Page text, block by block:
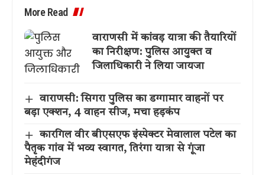
More Read
वाराणसी में कांवड़ यात्रा की तैयारियों
का निरीक्षण: पुलिस आयुक्त व
जिलाधिकारी ने लिया जायजा
वाराणसी: सिगरा पुलिस का डग्गामार वाहनों पर
बड़ा एक्शन, 4 वाहन सीज, मचा हड़कंप
कारगिल वीर बीएसएफ इंस्पेक्टर मेवालाल पटेल का
पैतृक गांव में भव्य स्वागत, तिरंगा यात्रा से गूंजा
मेहंदीगंज